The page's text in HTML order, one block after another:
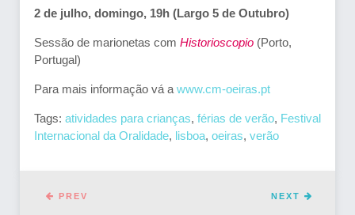
2 de julho, domingo, 19h (Largo 5 de Outubro)
Sessão de marionetas com Historioscopio (Porto,
Portugal)
Para mais informação vá a www.cm-oeiras.pt
Tags: atividades para crianças, férias de verão, Festival
Internacional da Oralidade, lisboa, oeiras, verão
NEXT
PREV